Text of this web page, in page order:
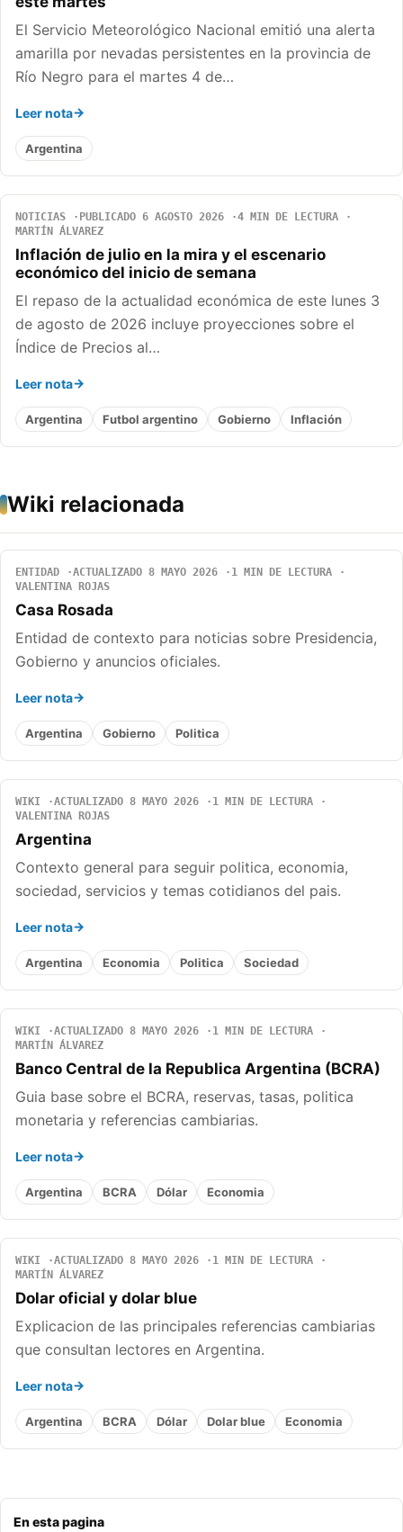
En esta pagina
El Servicio Meteorológico Nacional emitió una alerta
amarilla por nevadas persistentes en la provincia de
Río Negro para el martes 4 de…
Leer nota
Argentina
NOTICIAS PUBLICADO 6 AGOSTO 2026
4 MIN DE LECTURA
MARTÍN ÁLVAREZ
Inflación de julio en la mira y el escenario
económico del inicio de semana
El repaso de la actualidad económica de este lunes 3
de agosto de 2026 incluye proyecciones sobre el
Índice de Precios al…
Leer nota
Argentina Futbol argentino Gobierno Inflación
Wiki relacionada
ENTIDAD ACTUALIZADO 8 MAYO 2026
1 MIN DE LECTURA
VALENTINA ROJAS
Casa Rosada
Entidad de contexto para noticias sobre Presidencia,
Gobierno y anuncios oficiales.
Leer nota
Argentina Gobierno Politica
WIKI ACTUALIZADO 8 MAYO 2026
1 MIN DE LECTURA
VALENTINA ROJAS
Argentina
Contexto general para seguir politica, economia,
sociedad, servicios y temas cotidianos del pais.
Leer nota
Argentina Economia Politica Sociedad
WIKI ACTUALIZADO 8 MAYO 2026
1 MIN DE LECTURA
MARTÍN ÁLVAREZ
Banco Central de la Republica Argentina (BCRA)
Guia base sobre el BCRA, reservas, tasas, politica
monetaria y referencias cambiarias.
Leer nota
Argentina BCRA Dólar Economia
WIKI ACTUALIZADO 8 MAYO 2026
1 MIN DE LECTURA
MARTÍN ÁLVAREZ
Dolar oficial y dolar blue
Explicacion de las principales referencias cambiarias
que consultan lectores en Argentina.
Leer nota
Argentina BCRA Dólar Dolar blue Economia